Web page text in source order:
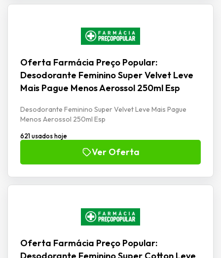
Oferta Farmácia Preço Popular:
Desodorante Feminino Super Velvet Leve
Mais Pague Menos Aerossol 250ml Esp
Desodorante Feminino Super Velvet Leve Mais Pague
Menos Aerossol 250ml Esp
621 usados hoje
Ver Oferta
Oferta Farmácia Preço Popular:
Desodorante Feminino Super Cotton Leve